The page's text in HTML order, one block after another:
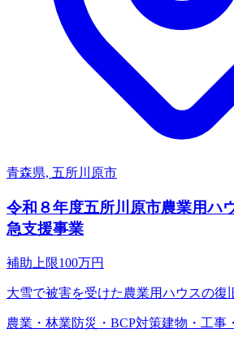
青森県, 五所川原市
令和８年度五所川原市農業用ハ
急支援事業
補助上限100万円
大雪で被害を受けた農業用ハウスの復
農業・林業防災・BCP対策建物・工事